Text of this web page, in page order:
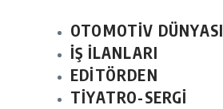
OTOMOTİV DÜNYASI
İŞ İLANLARI
EDİTÖRDEN
TİYATRO-SERGİ